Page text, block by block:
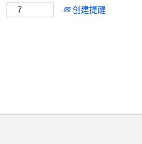
创建提醒